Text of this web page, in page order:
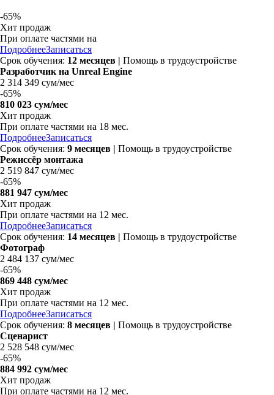
-65%
Хит продаж
При оплате частями на
ПодробнееЗаписаться
Срок обучения: 12 месяцев | Помощь в трудоустройстве
Разработчик на Unreal Engine
2 314 349 сум/мес
-65%
810 023 сум/мес
Хит продаж
При оплате частями на 18 мес.
ПодробнееЗаписаться
Срок обучения: 9 месяцев | Помощь в трудоустройстве
Режиссёр монтажа
2 519 847 сум/мес
-65%
881 947 сум/мес
Хит продаж
При оплате частями на 12 мес.
ПодробнееЗаписаться
Срок обучения: 14 месяцев | Помощь в трудоустройстве
Фотограф
2 484 137 сум/мес
-65%
869 448 сум/мес
Хит продаж
При оплате частями на 12 мес.
ПодробнееЗаписаться
Срок обучения: 8 месяцев | Помощь в трудоустройстве
Сценарист
2 528 548 сум/мес
-65%
884 992 сум/мес
Хит продаж
При оплате частями на 12 мес.